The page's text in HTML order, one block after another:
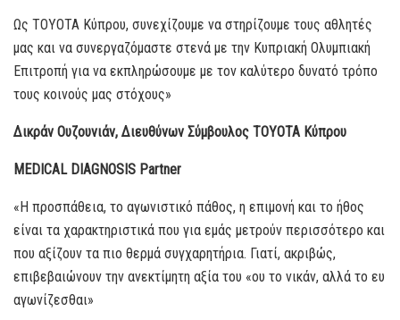
Ως TOYOTA Κύπρου, συνεχίζουμε να στηρίζουμε τους αθλητές
μας και να συνεργαζόμαστε στενά με την Κυπριακή Ολυμπιακή
Επιτροπή για να εκπληρώσουμε με τον καλύτερο δυνατό τρόπο
τους κοινούς μας στόχους»
Δικράν Ουζουνιάν, Διευθύνων Σύμβουλος ΤΟΥΟΤΑ Κύπρου
MEDICAL DIAGNOSIS Partner
«Η προσπάθεια, το αγωνιστικό πάθος, η επιμονή και το ήθος
είναι τα χαρακτηριστικά που για εμάς μετρούν περισσότερο και
που αξίζουν τα πιο θερμά συγχαρητήρια. Γιατί, ακριβώς,
επιβεβαιώνουν την ανεκτίμητη αξία του «ου το νικάν, αλλά το ευ
αγωνίζεσθαι»